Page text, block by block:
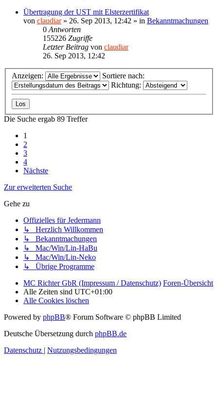
Übertragung der UST mit Elsterzertifikat
von claudiar» 26. Sep 2013, 12:42 » in Bekanntmachungen
0 Antworten
155226 Zugriffe
Letzter Beitrag von claudiar
26. Sep 2013, 12:42
Anzeigen:
Sortiere nach:
Richtung:
Die Suche ergab 89 Treffer
1
2
3
4
Nächste
Zur erweiterten Suche
Gehe zu
Offizielles für Jedermann
↳ Herzlich Willkommen
↳ Bekanntmachungen
↳ Mac/Win/Lin-HaBu
↳ Mac/Win/Lin-Neko
↳ Übrige Programme
MC Richter GbR (Impressum / Datenschutz) Foren-Übersicht
Alle Zeiten sind UTC+01:00
Alle Cookies löschen
Powered by phpBB® Forum Software © phpBB Limited
Deutsche Übersetzung durch phpBB.de
Datenschutz
Nutzungsbedingungen